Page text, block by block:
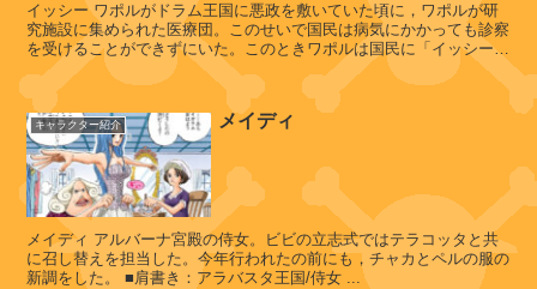
レ
ベ
ッ
カ
キ
ュ
イッシー ワポルがドラム王国に悪政を敷いていた頃に，ワポルが研
究施設に集められた医療団。このせいで国民は病気にかかっても診察
を受けることができずにいた。このときワポルは国民に「イッシーは
全員病気にかかった」と...
キャラクター紹介 メイディ
メイディ アルバーナ宮殿の侍女。ビビの立志式ではテラコッタと共
に召し替えを担当した。今年行われたの前にも，チャカとペルの服の